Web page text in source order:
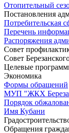
Отопительный
Постановления
Потребительская
Перечень
Распоряжения
Совет
Совет
Целевые
Экономика
Формы обращений
МУП "ЖКХ
Порядок
Имя Кубани
Обращения